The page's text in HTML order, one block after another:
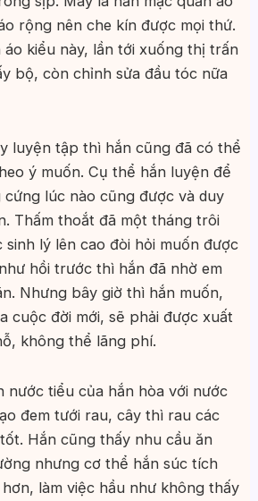
rộng nên che kín được mọi thứ.
kiểu này, lần tới xuống thị trấn
bộ, còn chỉnh sửa đầu tóc nữa
luyện tập thì hắn cũng đã có thể
ý muốn. Cụ thể hắn luyện để
lúc nào cũng được và duy
Thấm thoắt đã một tháng trôi
sinh lý lên cao đòi hỏi muốn được
hồi trước thì hắn đã nhờ em
Nhưng bây giờ thì hắn muốn,
cuộc đời mới, sẽ phải được xuất
không thể lãng phí.
nước tiểu của hắn hòa với nước
đem tưới rau, cây thì rau các
Hắn cũng thấy nhu cầu ăn
nhưng cơ thể hắn súc tích
làm việc hầu như không thấy